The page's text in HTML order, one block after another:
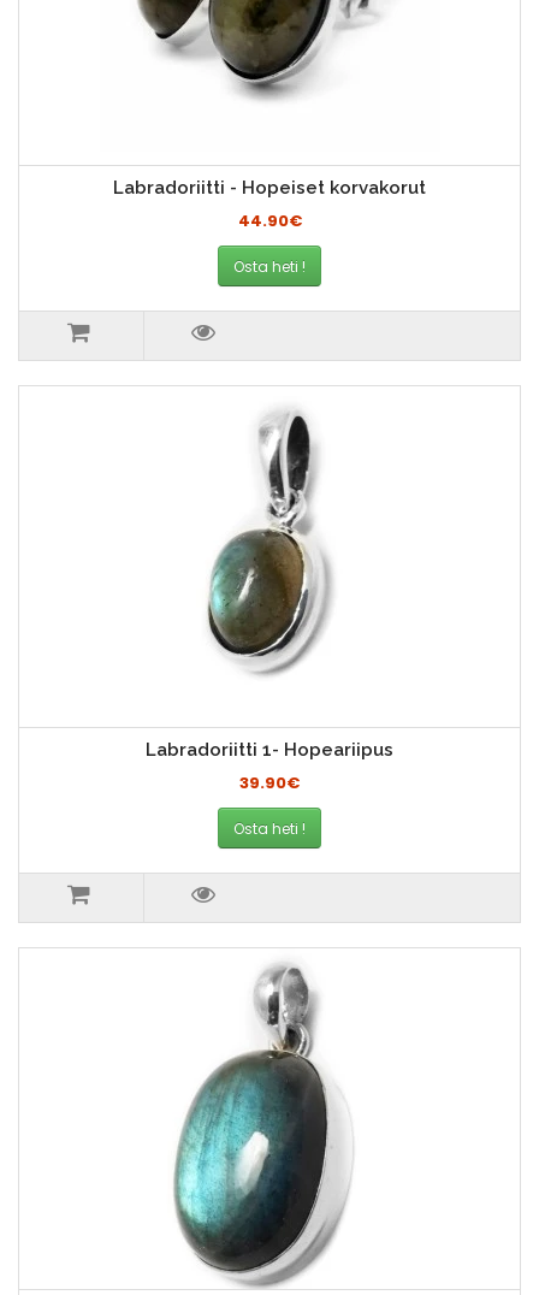
Labradoriitti - Hopeiset korvakorut
44.90€
Osta heti !
Labradoriitti 1- Hopeariipus
39.90€
Osta heti !